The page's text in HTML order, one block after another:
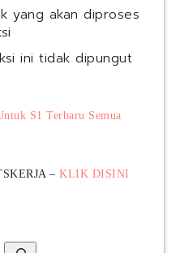
yang akan diproses
ini tidak dipungut
S1 Terbaru Semua
– KLIK DISINI